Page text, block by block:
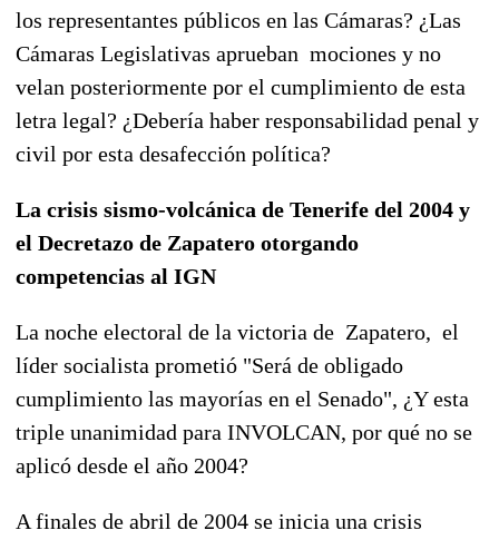
los representantes públicos en las Cámaras? ¿Las
Cámaras Legislativas aprueban mociones y no
velan posteriormente por el cumplimiento de esta
letra legal? ¿Debería haber responsabilidad penal y
civil por esta desafección política?
La crisis sismo-volcánica de Tenerife del 2004 y
el Decretazo de Zapatero otorgando
competencias al IGN
La noche electoral de la victoria de Zapatero, el
líder socialista prometió "Será de obligado
cumplimiento las mayorías en el Senado", ¿Y esta
triple unanimidad para INVOLCAN, por qué no se
aplicó desde el año 2004?
A finales de abril de 2004 se inicia una crisis